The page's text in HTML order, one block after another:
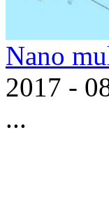
Nano
2017 -
...